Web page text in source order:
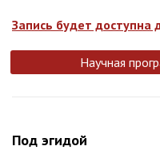
Запись будет доступна
Научная
Под эгидой